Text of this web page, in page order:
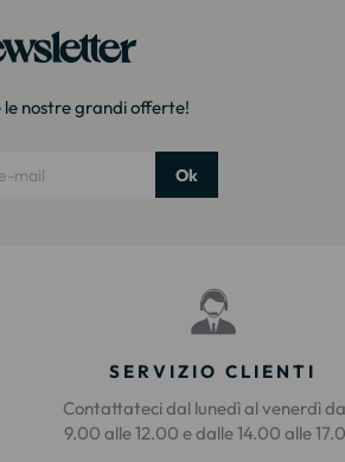
nostre grandi offerte!
Ok
SERVIZIO CLIENTI
Contattateci dal lunedì al venerdì
9.00 alle 12.00 e dalle 14.00 alle